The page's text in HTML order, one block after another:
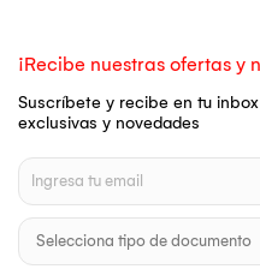
¡Recibe nuestras ofertas y
Suscríbete y recibe en tu
exclusivas y novedades